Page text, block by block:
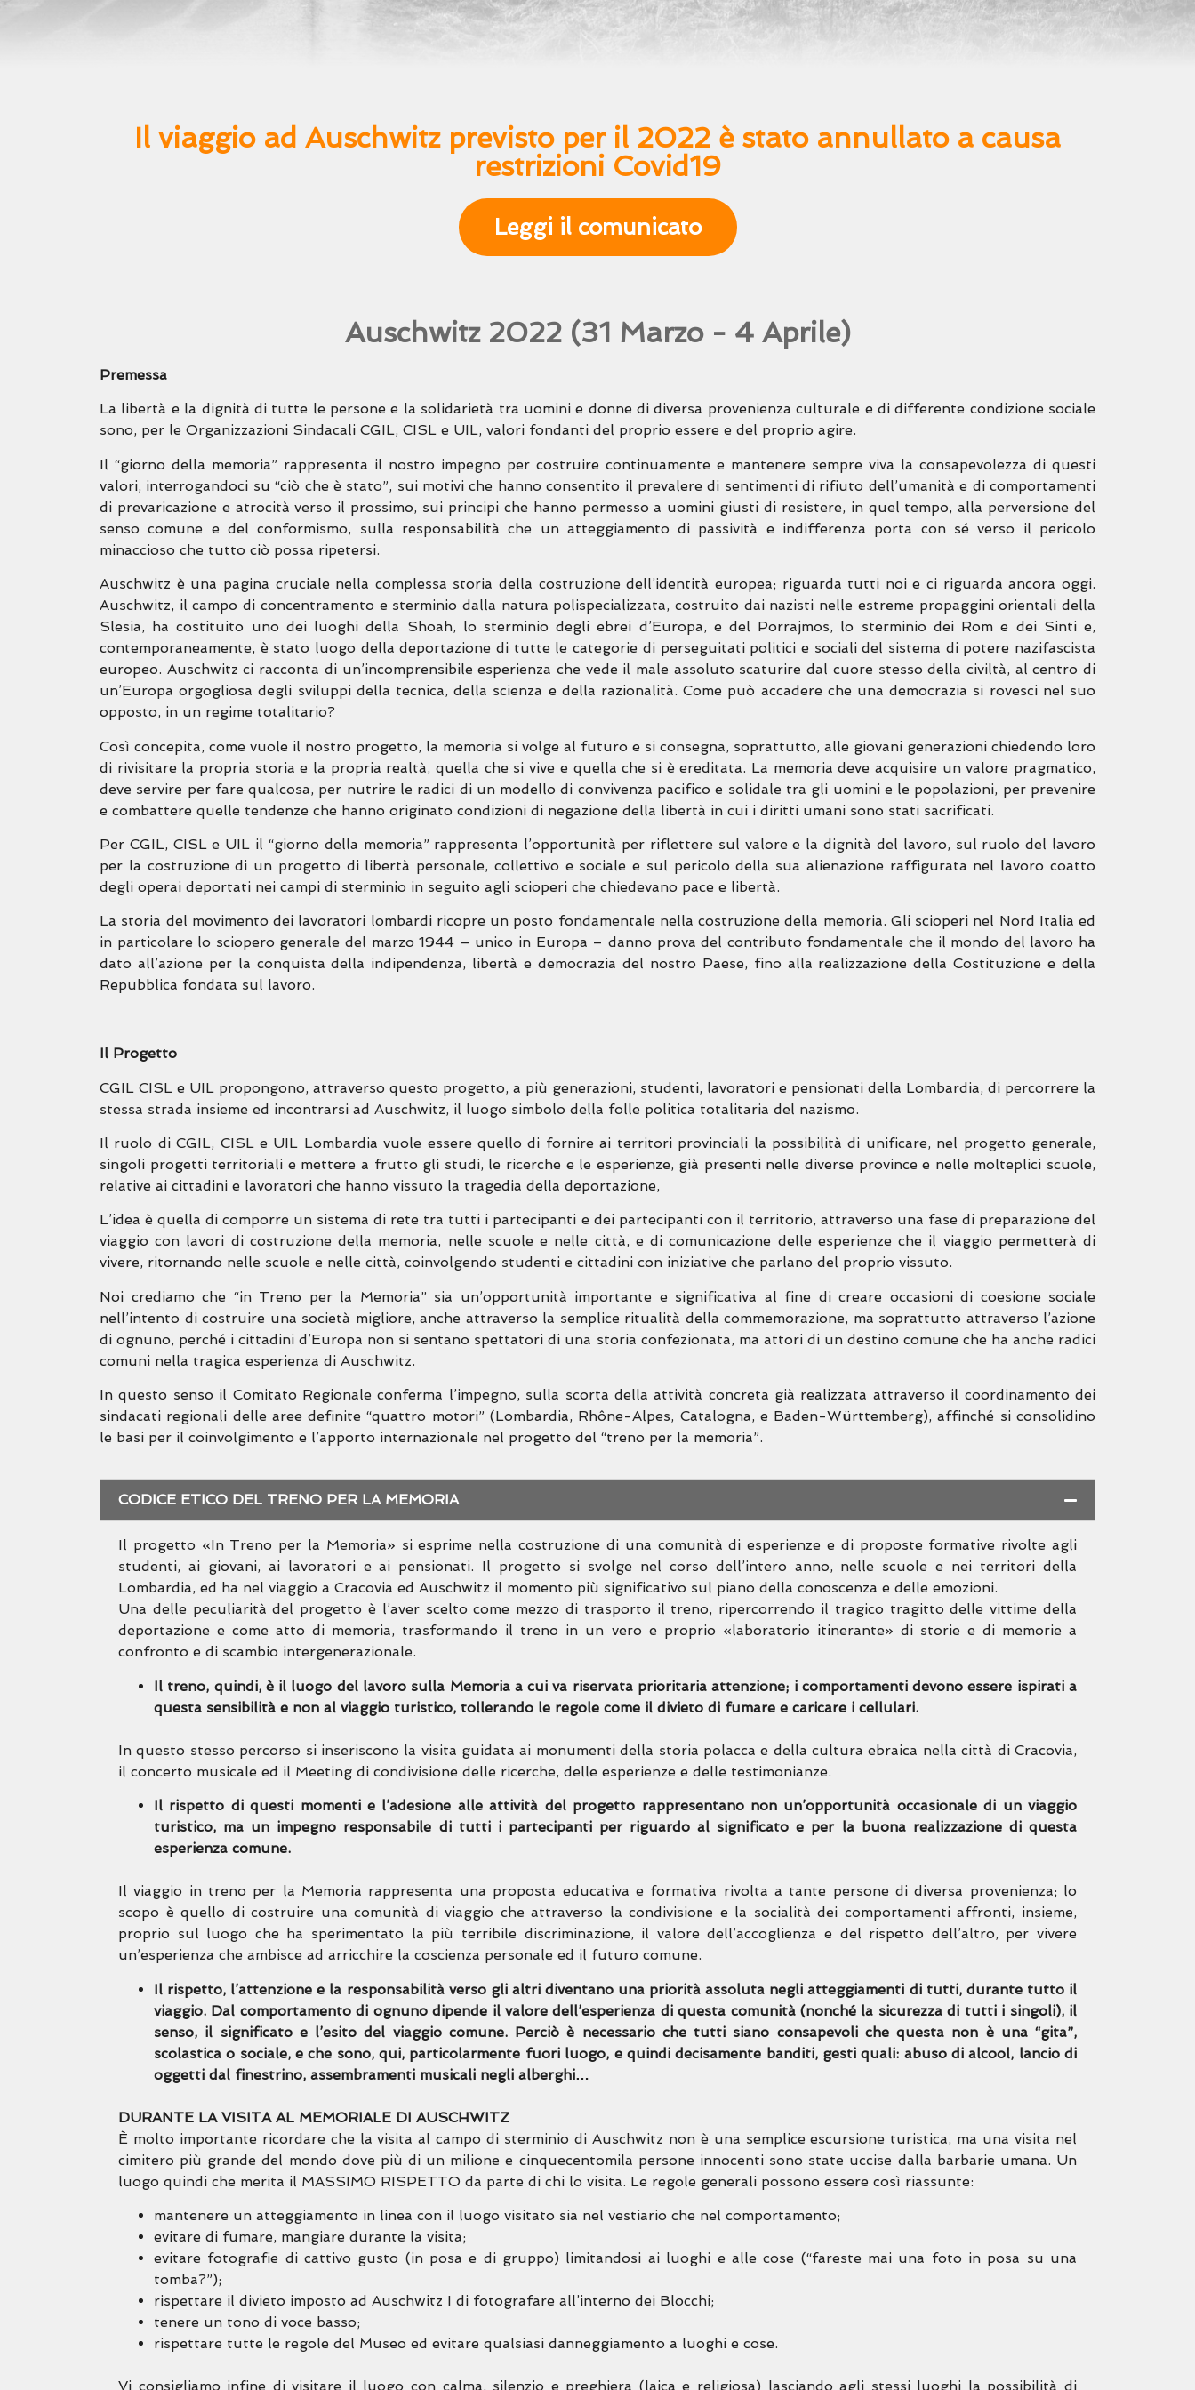
Il viaggio ad Auschwitz previsto per il 2022 è stato annullato a causa
restrizioni Covid19
Leggi il comunicato
Auschwitz 2022 (31 Marzo - 4 Aprile)
Premessa
La libertà e la dignità di tutte le persone e la solidarietà tra uomini e donne di diversa provenienza culturale e di differente condizione sociale
sono, per le Organizzazioni Sindacali CGIL, CISL e UIL, valori fondanti del proprio essere e del proprio agire.
Il “giorno della memoria” rappresenta il nostro impegno per costruire continuamente e mantenere sempre viva la consapevolezza di questi
valori, interrogandoci su “ciò che è stato”, sui motivi che hanno consentito il prevalere di sentimenti di rifiuto dell’umanità e di comportamenti
di prevaricazione e atrocità verso il prossimo, sui principi che hanno permesso a uomini giusti di resistere, in quel tempo, alla perversione del
senso comune e del conformismo, sulla responsabilità che un atteggiamento di passività e indifferenza porta con sé verso il pericolo
minaccioso che tutto ciò possa ripetersi.
Auschwitz è una pagina cruciale nella complessa storia della costruzione dell’identità europea; riguarda tutti noi e ci riguarda ancora oggi.
Auschwitz, il campo di concentramento e sterminio dalla natura polispecializzata, costruito dai nazisti nelle estreme propaggini orientali della
Slesia, ha costituito uno dei luoghi della Shoah, lo sterminio degli ebrei d’Europa, e del Porrajmos, lo sterminio dei Rom e dei Sinti e,
contemporaneamente, è stato luogo della deportazione di tutte le categorie di perseguitati politici e sociali del sistema di potere nazifascista
europeo. Auschwitz ci racconta di un’incomprensibile esperienza che vede il male assoluto scaturire dal cuore stesso della civiltà, al centro di
un’Europa orgogliosa degli sviluppi della tecnica, della scienza e della razionalità. Come può accadere che una democrazia si rovesci nel suo
opposto, in un regime totalitario?
Così concepita, come vuole il nostro progetto, la memoria si volge al futuro e si consegna, soprattutto, alle giovani generazioni chiedendo loro
di rivisitare la propria storia e la propria realtà, quella che si vive e quella che si è ereditata. La memoria deve acquisire un valore pragmatico,
deve servire per fare qualcosa, per nutrire le radici di un modello di convivenza pacifico e solidale tra gli uomini e le popolazioni, per prevenire
e combattere quelle tendenze che hanno originato condizioni di negazione della libertà in cui i diritti umani sono stati sacrificati.
Per CGIL, CISL e UIL il “giorno della memoria” rappresenta l’opportunità per riflettere sul valore e la dignità del lavoro, sul ruolo del lavoro
per la costruzione di un progetto di libertà personale, collettivo e sociale e sul pericolo della sua alienazione raffigurata nel lavoro coatto
degli operai deportati nei campi di sterminio in seguito agli scioperi che chiedevano pace e libertà.
La storia del movimento dei lavoratori lombardi ricopre un posto fondamentale nella costruzione della memoria. Gli scioperi nel Nord Italia ed
in particolare lo sciopero generale del marzo 1944 – unico in Europa – danno prova del contributo fondamentale che il mondo del lavoro ha
dato all’azione per la conquista della indipendenza, libertà e democrazia del nostro Paese, fino alla realizzazione della Costituzione e della
Repubblica fondata sul lavoro.
Il Progetto
CGIL CISL e UIL propongono, attraverso questo progetto, a più generazioni, studenti, lavoratori e pensionati della Lombardia, di percorrere la
stessa strada insieme ed incontrarsi ad Auschwitz, il luogo simbolo della folle politica totalitaria del nazismo.
Il ruolo di CGIL, CISL e UIL Lombardia vuole essere quello di fornire ai territori provinciali la possibilità di unificare, nel progetto generale,
singoli progetti territoriali e mettere a frutto gli studi, le ricerche e le esperienze, già presenti nelle diverse province e nelle molteplici scuole,
relative ai cittadini e lavoratori che hanno vissuto la tragedia della deportazione,
L’idea è quella di comporre un sistema di rete tra tutti i partecipanti e dei partecipanti con il territorio, attraverso una fase di preparazione del
viaggio con lavori di costruzione della memoria, nelle scuole e nelle città, e di comunicazione delle esperienze che il viaggio permetterà di
vivere, ritornando nelle scuole e nelle città, coinvolgendo studenti e cittadini con iniziative che parlano del proprio vissuto.
Noi crediamo che “in Treno per la Memoria” sia un’opportunità importante e significativa al fine di creare occasioni di coesione sociale
nell’intento di costruire una società migliore, anche attraverso la semplice ritualità della commemorazione, ma soprattutto attraverso l’azione
di ognuno, perché i cittadini d’Europa non si sentano spettatori di una storia confezionata, ma attori di un destino comune che ha anche radici
comuni nella tragica esperienza di Auschwitz.
In questo senso il Comitato Regionale conferma l’impegno, sulla scorta della attività concreta già realizzata attraverso il coordinamento dei
sindacati regionali delle aree definite “quattro motori” (Lombardia, Rhône-Alpes, Catalogna, e Baden-Württemberg), affinché si consolidino
le basi per il coinvolgimento e l’apporto internazionale nel progetto del “treno per la memoria”.
CODICE ETICO DEL TRENO PER LA MEMORIA
Il progetto «In Treno per la Memoria» si esprime nella costruzione di una comunità di esperienze e di proposte formative rivolte agli
studenti, ai giovani, ai lavoratori e ai pensionati. Il progetto si svolge nel corso dell’intero anno, nelle scuole e nei territori della
Lombardia, ed ha nel viaggio a Cracovia ed Auschwitz il momento più significativo sul piano della conoscenza e delle emozioni.
Una delle peculiarità del progetto è l’aver scelto come mezzo di trasporto il treno, ripercorrendo il tragico tragitto delle vittime della
deportazione e come atto di memoria, trasformando il treno in un vero e proprio «laboratorio itinerante» di storie e di memorie a
confronto e di scambio intergenerazionale.
Il treno, quindi, è il luogo del lavoro sulla Memoria a cui va riservata prioritaria attenzione; i comportamenti devono essere ispirati a
questa sensibilità e non al viaggio turistico, tollerando le regole come il divieto di fumare e caricare i cellulari.
In questo stesso percorso si inseriscono la visita guidata ai monumenti della storia polacca e della cultura ebraica nella città di Cracovia,
il concerto musicale ed il Meeting di condivisione delle ricerche, delle esperienze e delle testimonianze.
Il rispetto di questi momenti e l’adesione alle attività del progetto rappresentano non un’opportunità occasionale di un viaggio
turistico, ma un impegno responsabile di tutti i partecipanti per riguardo al significato e per la buona realizzazione di questa
esperienza comune.
Il viaggio in treno per la Memoria rappresenta una proposta educativa e formativa rivolta a tante persone di diversa provenienza; lo
scopo è quello di costruire una comunità di viaggio che attraverso la condivisione e la socialità dei comportamenti affronti, insieme,
proprio sul luogo che ha sperimentato la più terribile discriminazione, il valore dell’accoglienza e del rispetto dell’altro, per vivere
un’esperienza che ambisce ad arricchire la coscienza personale ed il futuro comune.
Il rispetto, l’attenzione e la responsabilità verso gli altri diventano una priorità assoluta negli atteggiamenti di tutti, durante tutto il
viaggio. Dal comportamento di ognuno dipende il valore dell’esperienza di questa comunità (nonché la sicurezza di tutti i singoli), il
senso, il significato e l’esito del viaggio comune. Perciò è necessario che tutti siano consapevoli che questa non è una “gita”,
scolastica o sociale, e che sono, qui, particolarmente fuori luogo, e quindi decisamente banditi, gesti quali: abuso di alcool, lancio di
oggetti dal finestrino, assembramenti musicali negli alberghi…
DURANTE LA VISITA AL MEMORIALE DI AUSCHWITZ
È molto importante ricordare che la visita al campo di sterminio di Auschwitz non è una semplice escursione turistica, ma una visita nel
cimitero più grande del mondo dove più di un milione e cinquecentomila persone innocenti sono state uccise dalla barbarie umana. Un
luogo quindi che merita il MASSIMO RISPETTO da parte di chi lo visita. Le regole generali possono essere così riassunte:
mantenere un atteggiamento in linea con il luogo visitato sia nel vestiario che nel comportamento;
evitare di fumare, mangiare durante la visita;
evitare fotografie di cattivo gusto (in posa e di gruppo) limitandosi ai luoghi e alle cose (“fareste mai una foto in posa su una
tomba?”);
rispettare il divieto imposto ad Auschwitz I di fotografare all’interno dei Blocchi;
tenere un tono di voce basso;
rispettare tutte le regole del Museo ed evitare qualsiasi danneggiamento a luoghi e cose.
Vi consigliamo infine di visitare il luogo con calma, silenzio e preghiera (laica e religiosa) lasciando agli stessi luoghi la possibilità di